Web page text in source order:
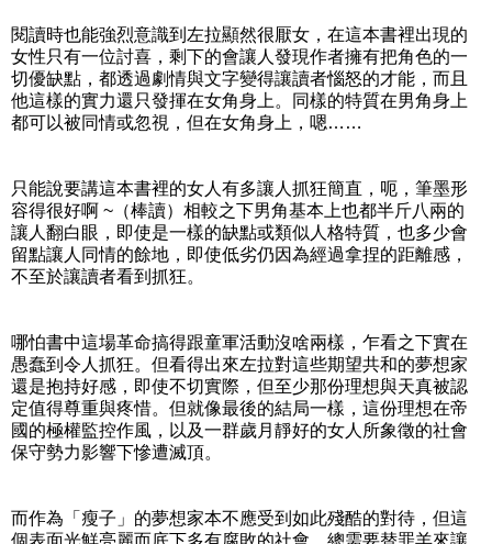
閱讀時也能強烈意識到左拉顯然很厭女，在這本書裡出現的
女性只有一位討喜，剩下的會讓人發現作者擁有把角色的一
切優缺點，都透過劇情與文字變得讓讀者惱怒的才能，而且
他這樣的實力還只發揮在女角身上。同樣的特質在男角身上
都可以被同情或忽視，但在女角身上，嗯……
只能說要講這本書裡的女人有多讓人抓狂簡直，呃，筆墨形
容得很好啊 ~（棒讀）相較之下男角基本上也都半斤八兩的
讓人翻白眼，即使是一樣的缺點或類似人格特質，也多少會
留點讓人同情的餘地，即使低劣仍因為經過拿捏的距離感，
不至於讓讀者看到抓狂。
哪怕書中這場革命搞得跟童軍活動沒啥兩樣，乍看之下實在
愚蠢到令人抓狂。但看得出來左拉對這些期望共和的夢想家
還是抱持好感，即使不切實際，但至少那份理想與天真被認
定值得尊重與疼惜。但就像最後的結局一樣，這份理想在帝
國的極權監控作風，以及一群歲月靜好的女人所象徵的社會
保守勢力影響下慘遭滅頂。
而作為「瘦子」的夢想家本不應受到如此殘酷的對待，但這
個表面光鮮亮麗而底下多有腐敗的社會，總需要替罪羊來讓